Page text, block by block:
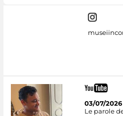
03/07/2026
Le parole